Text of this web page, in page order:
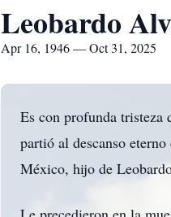
Leobardo
Apr 16, 1946 — Oct 31, 2025
Es con profunda tristeza
partió al descanso
México, hijo de